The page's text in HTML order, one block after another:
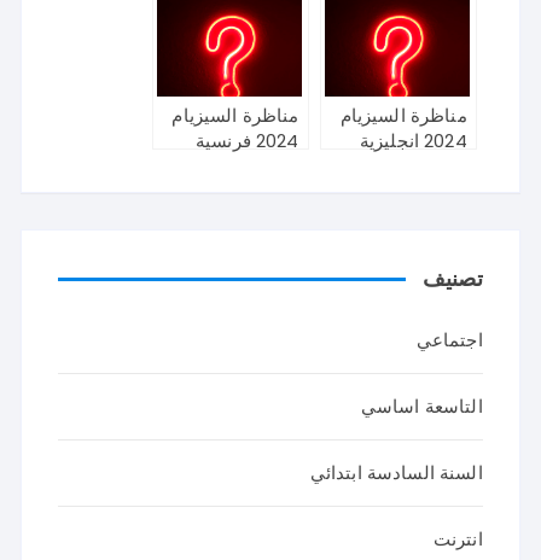
مناظرة السيزيام
2024 انجليزية
مناظرة السيزيام
2024 فرنسية
تصنيف
اجتماعي
التاسعة اساسي
السنة السادسة ابتدائي
انترنت